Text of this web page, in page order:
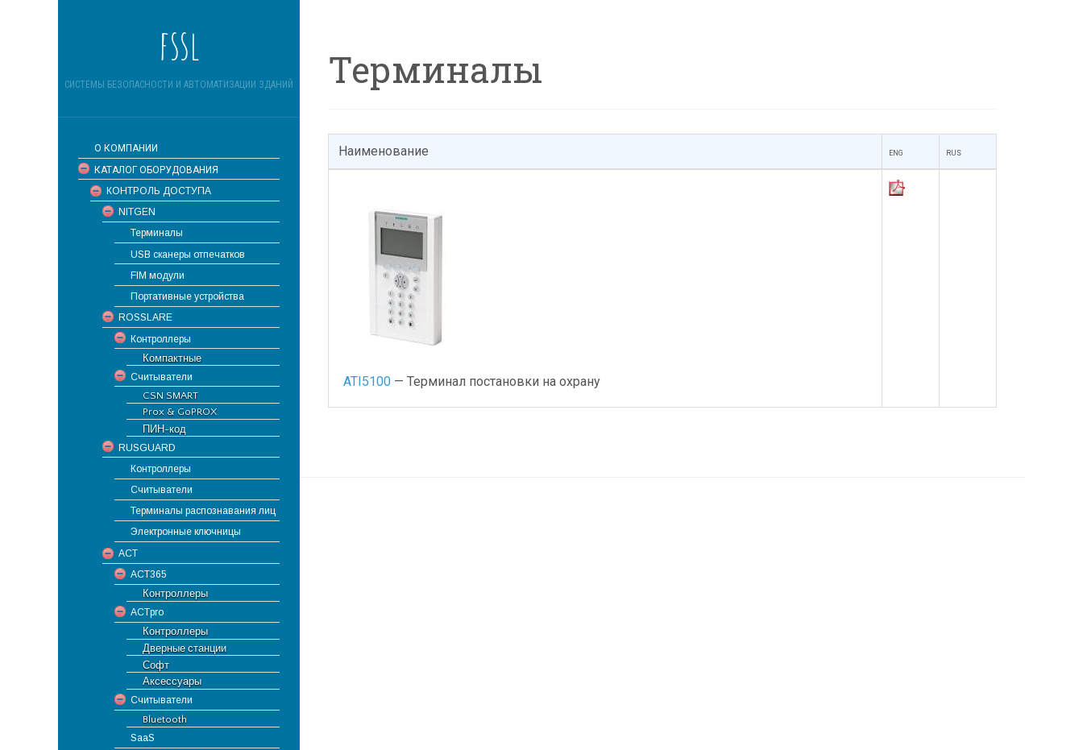
fssl
СИСТЕМЫ БЕЗОПАСНОСТИ И АВТОМАТИЗАЦИИ ЗДАНИЙ
О КОМПАНИИ
КАТАЛОГ ОБОРУДОВАНИЯ
КОНТРОЛЬ ДОСТУПА
NITGEN
Терминалы
USB сканеры отпечатков
FIM модули
Портативные устройства
ROSSLARE
Контроллеры
Компактные
Считыватели
CSN SMART
Prox & GoPROX
ПИН-код
RUSGUARD
Контроллеры
Считыватели
Терминалы распознавания лиц
Электронные ключницы
ACT
ACT365
Контроллеры
ACTpro
Контроллеры
Дверные станции
Софт
Аксессуары
Считыватели
Bluetooth
SaaS
Терминалы
Наименование ENG RUS
ATI5100 — Терминал постановки на охрану